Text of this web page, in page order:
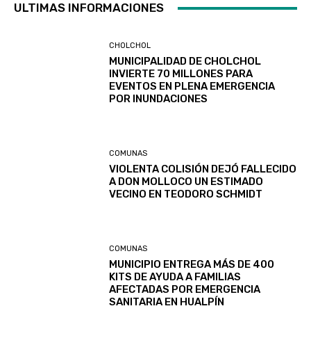
ULTIMAS INFORMACIONES
CHOLCHOL
MUNICIPALIDAD DE CHOLCHOL
INVIERTE 70 MILLONES PARA
EVENTOS EN PLENA EMERGENCIA
POR INUNDACIONES
COMUNAS
VIOLENTA COLISIÓN DEJÓ FALLECIDO
A DON MOLLOCO UN ESTIMADO
VECINO EN TEODORO SCHMIDT
COMUNAS
MUNICIPIO ENTREGA MÁS DE 400
KITS DE AYUDA A FAMILIAS
AFECTADAS POR EMERGENCIA
SANITARIA EN HUALPÍN